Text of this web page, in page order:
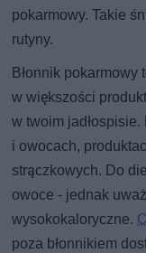
pokarmowy. Takie
rutyny.
Błonnik pokarmowy
w większości
w twoim
i owocach,
strączkowych. Do
owoce - jednak
wysokokaloryczne.
poza błonnikiem